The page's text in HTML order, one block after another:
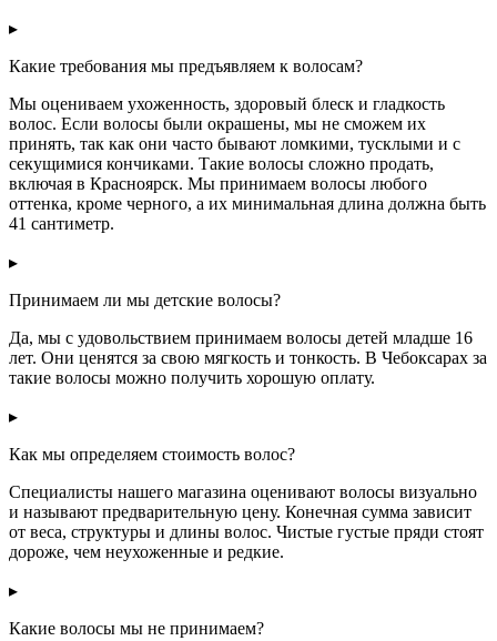
▸
Какие требования мы предъявляем к волосам?
Мы оцениваем ухоженность, здоровый блеск и гладкость
волос. Если волосы были окрашены, мы не сможем их
принять, так как они часто бывают ломкими, тусклыми и с
секущимися кончиками. Такие волосы сложно продать,
включая в Красноярск. Мы принимаем волосы любого
оттенка, кроме черного, а их минимальная длина должна быть
41 сантиметр.
▸
Принимаем ли мы детские волосы?
Да, мы с удовольствием принимаем волосы детей младше 16
лет. Они ценятся за свою мягкость и тонкость. В Чебоксарах за
такие волосы можно получить хорошую оплату.
▸
Как мы определяем стоимость волос?
Специалисты нашего магазина оценивают волосы визуально
и называют предварительную цену. Конечная сумма зависит
от веса, структуры и длины волос. Чистые густые пряди стоят
дороже, чем неухоженные и редкие.
▸
Какие волосы мы не принимаем?